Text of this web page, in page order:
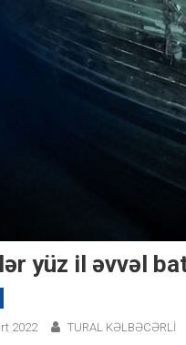
yüz il əvvəl
2022 TURAL KƏLBƏCƏRLİ